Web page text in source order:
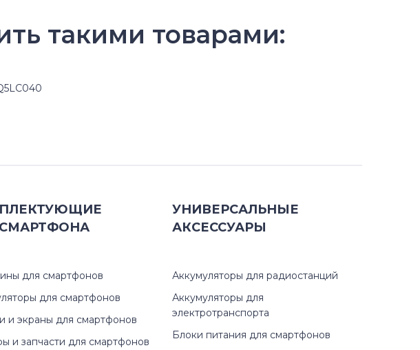
такими товарами:
СМАРТФОНА
для смартфонов
для смартфонов
и экраны для смартфонов
и запчасти для смартфонов
УНИВЕРСАЛЬНЫЕ
АКСЕССУАРЫ
Аккумуляторы для радиостанций
Аккумуляторы для
электротранспорта
Блоки питания для смартфонов